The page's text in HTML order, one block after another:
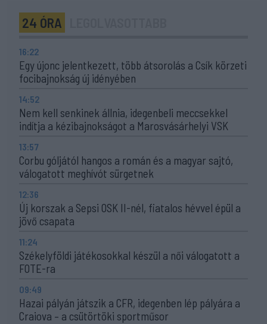
24 ÓRA
16:22
Egy újonc jelentkezett, több átsorolás a Csík körzeti
focibajnokság új idényében
14:52
Nem kell senkinek állnia, idegenbeli meccsekkel
indítja a kézibajnokságot a Marosvásárhelyi VSK
13:57
Corbu góljától hangos a román és a magyar sajtó,
válogatott meghívót sürgetnek
12:36
Új korszak a Sepsi OSK II-nél, fiatalos hévvel épül a
jövő csapata
11:24
Székelyföldi játékosokkal készül a női válogatott a
FOTE-ra
09:49
Hazai pályán játszik a CFR, idegenben lép pályára a
Craiova – a csütörtöki sportműsor